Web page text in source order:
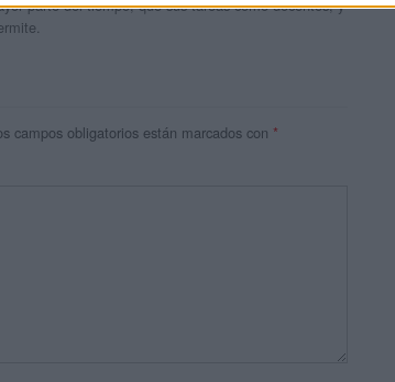
parte del tiempo, que sus tareas como docentes, y
campos obligatorios están marcados con *